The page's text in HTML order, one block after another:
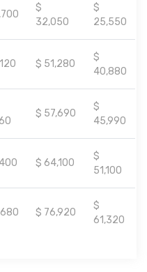
$
32,050
$
25,550
$ 51,280
$
40,880
$ 57,690
$
45,990
$ 64,100
$
51,100
$ 76,920
$
61,320